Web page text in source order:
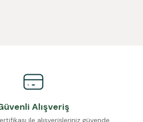
Alışveriş
ile alışverişleriniz güvende